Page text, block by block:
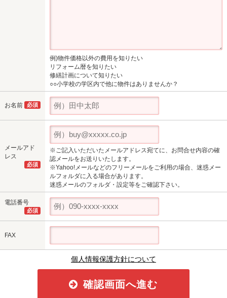
例)物件価格以外の費用を知りたい
リフォーム暦を知りたい
修繕計画について知りたい
○○小学校の学区内で他に物件はありませんか？
お名前 必須
メールアド
レス
必須
※ご記入いただいたメールアドレス宛てに、お問合せ内容の確
認メールをお送りいたします。
※Yahoo!メールなどのフリーメールをご利用の場合、迷惑メー
ルフォルダに入る場合があります。
迷惑メールのフォルダ・設定等をご確認下さい。
電話番号
必須
FAX
個人情報保護方針について
確認画面へ進む